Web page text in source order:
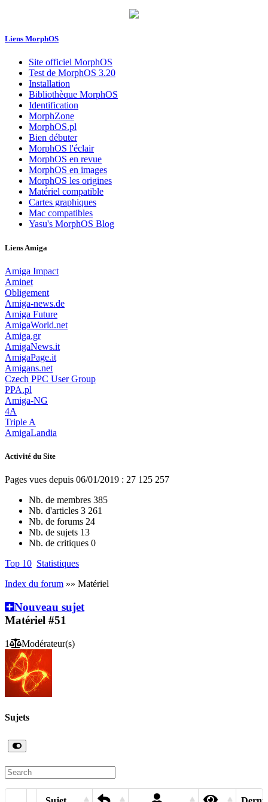
Liens MorphOS
Site officiel MorphOS
Test de MorphOS 3.20
Installation
Bibliothèque MorphOS
Identification
MorphZone
MorphOS.pl
Bien débuter
MorphOS l'éclair
MorphOS en revue
MorphOS en images
MorphOS les origines
Matériel compatible
Cartes graphiques
Mac compatibles
Yasu's MorphOS Blog
Liens Amiga
Amiga Impact
Aminet
Obligement
Amiga-news.de
Amiga Future
AmigaWorld.net
Amiga.gr
AmigaNews.it
AmigaPage.it
Amigans.net
Czech PPC User Group
PPA.pl
Amiga-NG
4A
Triple A
AmigaLandia
Activité du Site
Pages vues depuis 06/01/2019 : 27 125 257
Nb. de membres 385
Nb. d'articles 3 261
Nb. de forums 24
Nb. de sujets 13
Nb. de critiques 0
Top 10 Statistiques
Index du forum »» Matériel
Nouveau sujet
Matériel #51
1 Modérateur(s)
Sujets